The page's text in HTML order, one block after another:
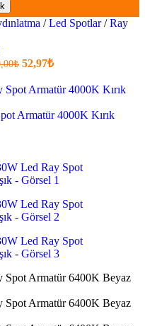
/ Led Spotlar/ Ray
₺ Orijinal
99,00₺.
52,97₺Şu
fiyat:
.
Armatür 4000K Kırık